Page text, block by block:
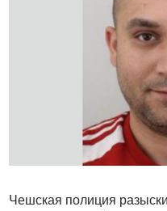
Чешская полиция